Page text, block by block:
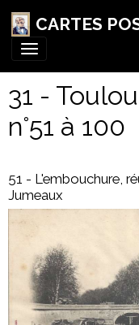
CARTES
31 -
n°51 à 100
51 - L'embouchure,
Jumeaux